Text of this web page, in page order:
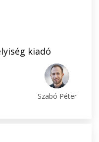
kiadó
Szabó Péter